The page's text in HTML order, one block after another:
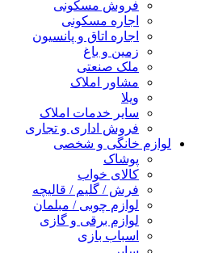
فروش مسکونی
اجاره مسکونی
اجاره اتاق و پانسیون
زمین و باغ
ملک صنعتی
مشاور املاک
ویلا
سایر خدمات املاک
فروش اداری و تجاری
لوازم خانگی و شخصی
پوشاک
کالای خواب
فرش / گلیم / قالیچه
لوازم چوبی / مبلمان
لوازم برقی و گازی
اسباب بازی